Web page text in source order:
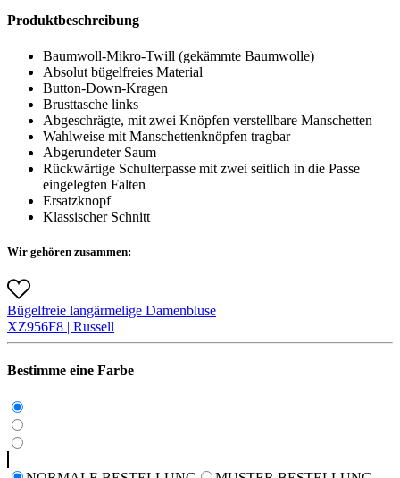
Produktbeschreibung
Baumwoll-Mikro-Twill (gekämmte Baumwolle)
Absolut bügelfreies Material
Button-Down-Kragen
Brusttasche links
Abgeschrägte, mit zwei Knöpfen verstellbare Manschetten
Wahlweise mit Manschettenknöpfen tragbar
Abgerundeter Saum
Rückwärtige Schulterpasse mit zwei seitlich in die Passe
eingelegten Falten
Ersatzknopf
Klassischer Schnitt
Wir gehören zusammen:
Bügelfreie langärmelige Damenbluse
XZ956F8 | Russell
Bestimme eine Farbe